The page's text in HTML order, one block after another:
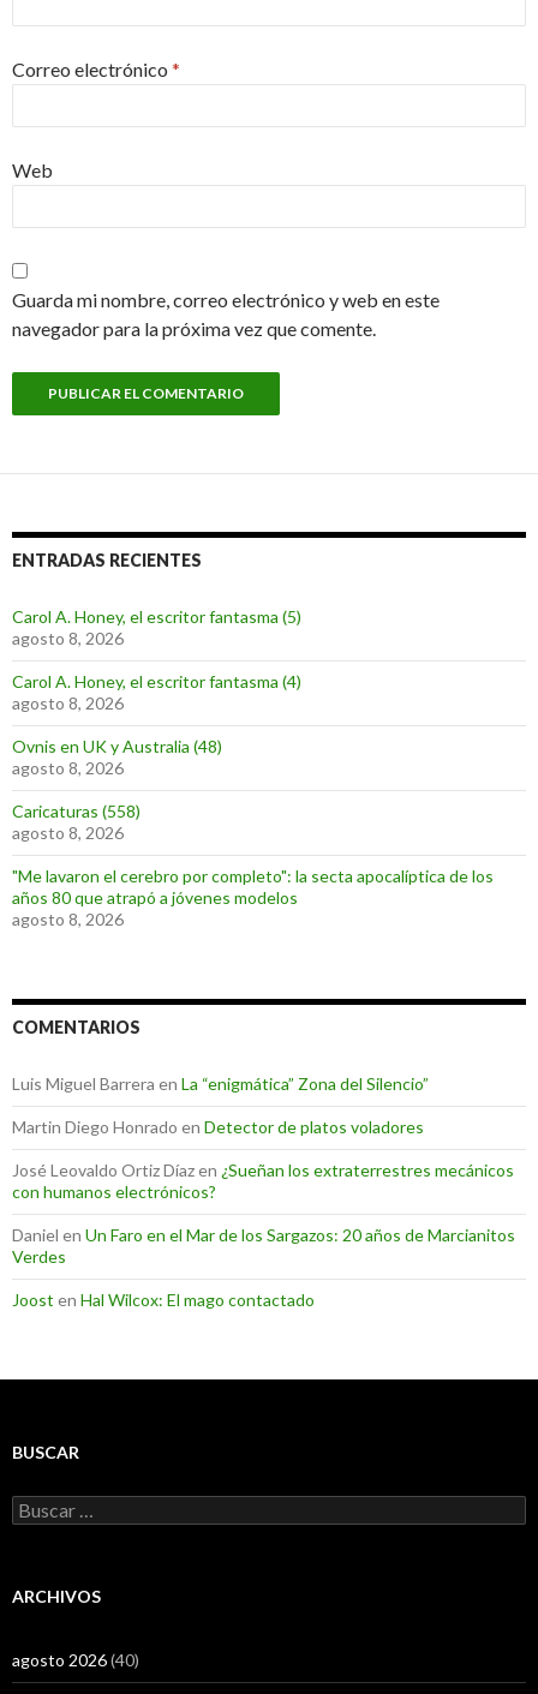
Correo electrónico *
Web
Guarda mi nombre, correo electrónico y web en este
navegador para la próxima vez que comente.
ENTRADAS RECIENTES
Carol A. Honey, el escritor fantasma (5)
agosto 8, 2026
Carol A. Honey, el escritor fantasma (4)
agosto 8, 2026
Ovnis en UK y Australia (48)
agosto 8, 2026
Caricaturas (558)
agosto 8, 2026
"Me lavaron el cerebro por completo": la secta apocalíptica de los
años 80 que atrapó a jóvenes modelos
agosto 8, 2026
COMENTARIOS
Luis Miguel Barrera en La “enigmática” Zona del Silencio”
Martin Diego Honrado en Detector de platos voladores
José Leovaldo Ortiz Díazen ¿Sueñan los extraterrestres mecánicos
con humanos electrónicos?
Daniel en Un Faro en el Mar de los Sargazos: 20 años de Marcianitos
Verdes
Joost en Hal Wilcox: El mago contactado
BUSCAR
Buscar:
ARCHIVOS
agosto 2026(40)